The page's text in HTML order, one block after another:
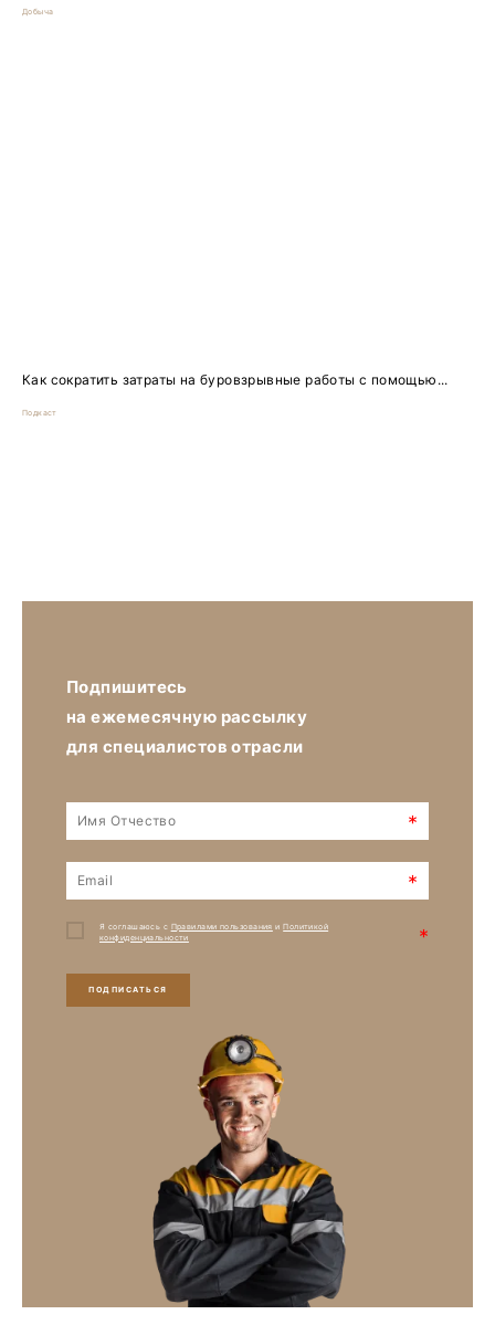
Добыча
Как сократить затраты на буровзрывные работы с помощью...
Подкаст
Подпишитесь
на ежемесячную рассылку
для специалистов отрасли
*
*
Я соглашаюсь с Правилами пользования иПолитикой
конфиденциальности
*
ПОДПИСАТЬСЯ